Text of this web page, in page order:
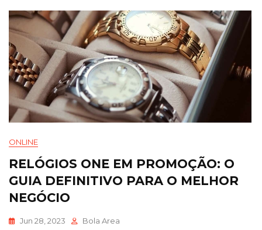
ONLINE
RELÓGIOS ONE EM PROMOÇÃO: O
GUIA DEFINITIVO PARA O MELHOR
NEGÓCIO
Jun 28, 2023 Bola Area